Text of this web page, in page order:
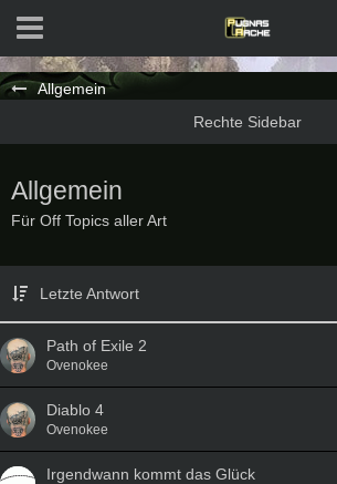
Allgemein
Allgemein
Für Off Topics aller Art
Letzte Antwort
Path of Exile 2
Ovenokee
Diablo 4
Ovenokee
Irgendwann kommt das Glück